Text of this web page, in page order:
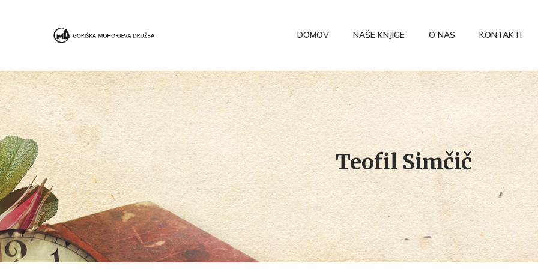
DOMOV NAŠE KNJIGE O NAS KONTAKTI
Teofil Simčič